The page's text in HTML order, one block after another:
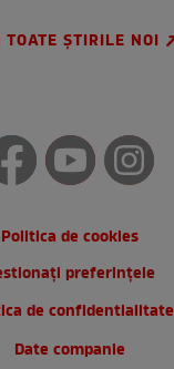
ȘTIRILE NOI
Politica de cookies
preferințele
de confidentialitate
Date companie